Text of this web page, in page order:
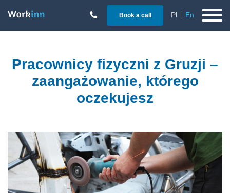
Book a call Pl En
Pracownicy fizyczni z Gruzji –
zaangażowanie, którego
oczekujesz